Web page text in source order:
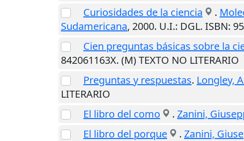
Curiosidades de la ciencia
.
Sudamericana, 2000. U.I.: DGL. ISBN:
Cien preguntas básicas sobre la
842061163X. (M) TEXTO NO LITERARIO
Preguntas y respuestas. Longley,
LITERARIO
El libro del como
. Zanini,
El libro del porque
. Zanini,